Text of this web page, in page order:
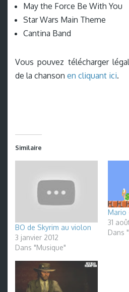
May the Force Be With You
Star Wars Main Theme
Cantina Band
Vous pouvez télécharger
de la chanson en cliquant ici.
Similaire
BO de Skyrim au violon
3 janvier 2012
Dans "Musique"
Mario
31
Dans